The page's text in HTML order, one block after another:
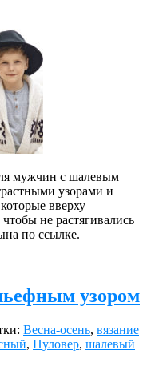
мужчин с шалевым
узорами и
вверху
не растягивались
по ссылке.
узором
Весна-осень, вязание
, Пуловер, шалевый